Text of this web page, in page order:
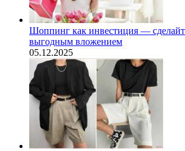
Шоппинг как инвестиция —
выгодным вложением
05.12.2025